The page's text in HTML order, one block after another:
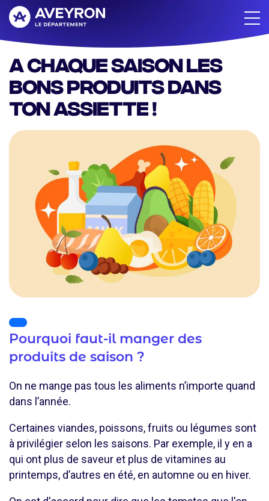
Aller
au
contenu
principal
A chaque saison les
bons produits dans
ton assiette !
Pourquoi faut-il manger des
produits de saison ?
On ne mange pas tous les aliments n’importe quand
dans l’année.
Certaines viandes, poissons, fruits ou légumes sont
à privilégier selon les saisons. Par exemple, il y en a
qui ont plus de saveur et plus de vitamines au
printemps, d’autres en été, en automne ou en hiver.